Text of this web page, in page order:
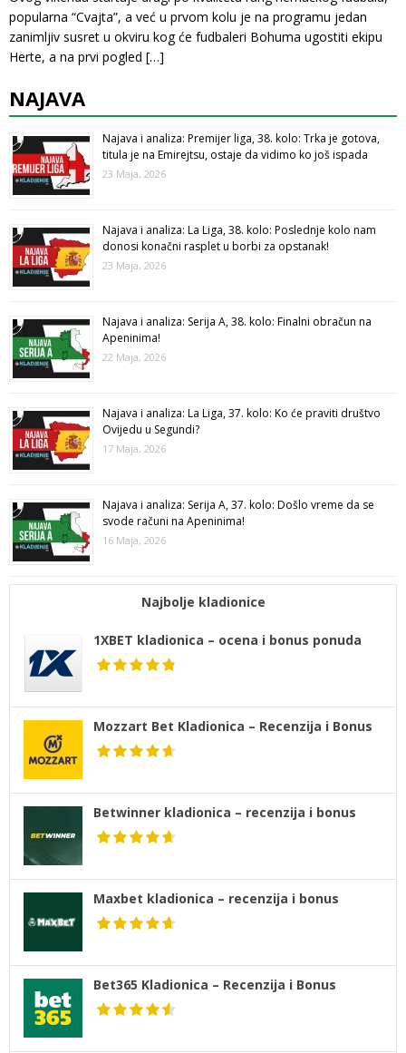
popularna “Cvajta”, a već u prvom kolu je na programu jedan
zanimljiv susret u okviru kog će fudbaleri Bohuma ugostiti ekipu
Herte, a na prvi pogled […]
NAJAVA
Najava i analiza: Premijer liga, 38. kolo: Trka je gotova,
titula je na Emirejtsu, ostaje da vidimo ko još ispada
23 Maja, 2026
Najava i analiza: La Liga, 38. kolo: Poslednje kolo nam
donosi konačni rasplet u borbi za opstanak!
23 Maja, 2026
Najava i analiza: Serija A, 38. kolo: Finalni obračun na
Apeninima!
22 Maja, 2026
Najava i analiza: La Liga, 37. kolo: Ko će praviti društvo
Ovijedu u Segundi?
17 Maja, 2026
Najava i analiza: Serija A, 37. kolo: Došlo vreme da se
svode računi na Apeninima!
16 Maja, 2026
Najbolje kladionice
1XBET kladionica – ocena i bonus ponuda
Mozzart Bet Kladionica – Recenzija i Bonus
Betwinner kladionica – recenzija i bonus
Maxbet kladionica – recenzija i bonus
Bet365 Kladionica – Recenzija i Bonus